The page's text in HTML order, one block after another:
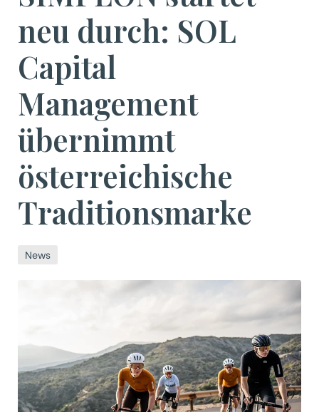
neu durch: SOL
Capital
Management
übernimmt
österreichische
Traditionsmarke
News